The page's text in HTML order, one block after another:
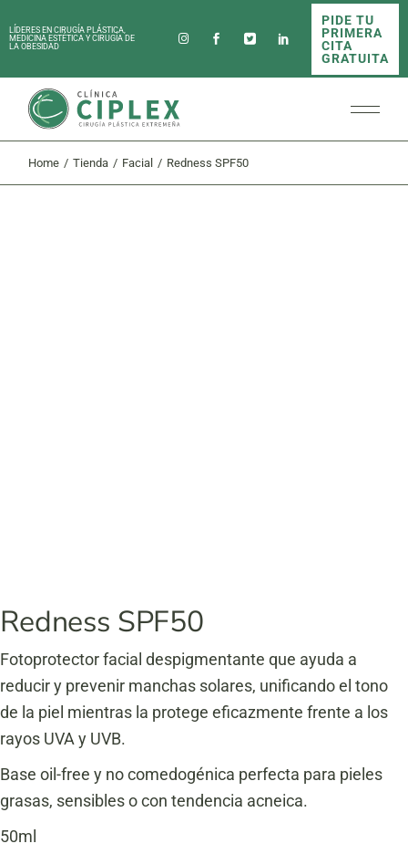
to
theLÍDERES EN CIRUGÍA PLÁSTICA,
MEDICINA ESTÉTICA Y CIRUGÍA DE
LA OBESIDAD
PIDE TU
PRIMERA
CITA
GRATUITA
Home Tienda Facial Redness SPF50
Redness SPF50
Fotoprotector facial despigmentante que ayuda a
reducir y prevenir manchas solares, unificando el tono
de la piel mientras la protege eficazmente frente a los
rayos UVA y UVB.
Base oil-free y no comedogénica perfecta para pieles
grasas, sensibles o con tendencia acneica.
50ml